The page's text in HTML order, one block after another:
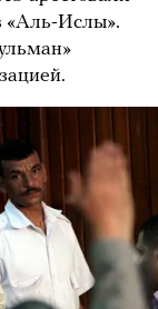
«Аль-Ислы».